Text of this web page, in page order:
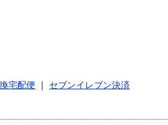
宅配便
セブンイレブン決済